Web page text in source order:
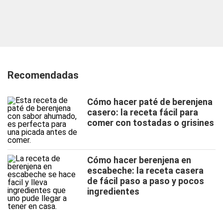
Recomendadas
Cómo hacer paté de berenjena
casero: la receta fácil para
comer con tostadas o grisines
Cómo hacer berenjena en
escabeche: la receta casera
de fácil paso a paso y pocos
ingredientes